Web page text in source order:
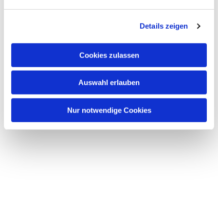
Details zeigen
Cookies zulassen
Auswahl erlauben
Nur notwendige Cookies